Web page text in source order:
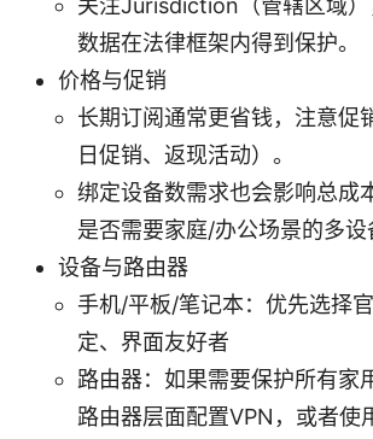
关注Jurisdiction（管辖区域
数据在法律框架内得到保护。
价格与促销
长期订阅通常更省钱，注意促
日促销、返现活动）。
绑定设备数需求也会影响总成
是否需要家庭/办公场景的多设
设备与路由器
手机/平板/笔记本：优先选择
定、界面友好者
路由器：如果需要保护所有家
路由器层面配置VPN，或者使